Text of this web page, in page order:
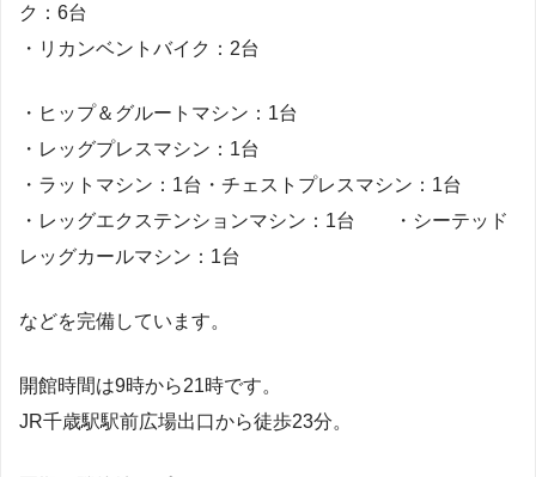
ク：6台
・リカンベントバイク：2台
・ヒップ＆グルートマシン：1台
・レッグプレスマシン：1台
・ラットマシン：1台・チェストプレスマシン：1台
・レッグエクステンションマシン：1台 ・シーテッド
レッグカールマシン：1台
などを完備しています。
開館時間は9時から21時です。
JR千歳駅駅前広場出口から徒歩23分。